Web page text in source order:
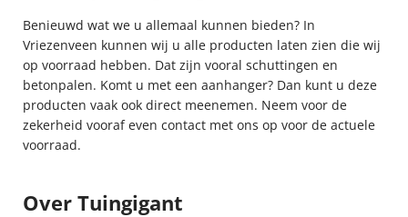
Benieuwd wat we u allemaal kunnen bieden? In
Vriezenveen kunnen wij u alle producten laten zien die wij
op voorraad hebben. Dat zijn vooral schuttingen en
betonpalen. Komt u met een aanhanger? Dan kunt u deze
producten vaak ook direct meenemen. Neem voor de
zekerheid vooraf even contact met ons op voor de actuele
voorraad.
Over Tuingigant